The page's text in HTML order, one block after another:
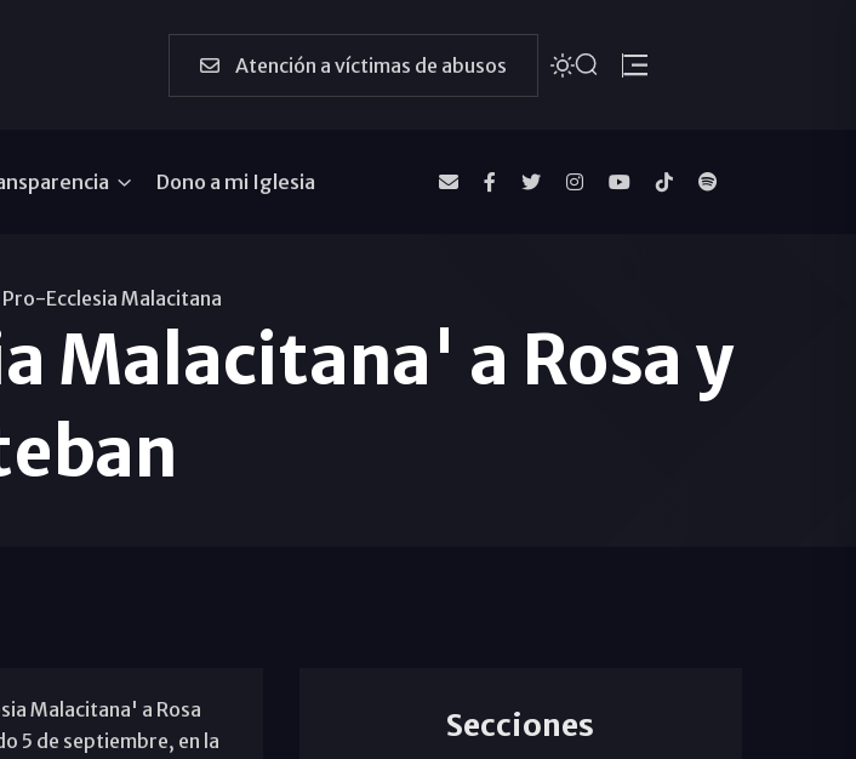
Atención a víctimas de abusos
Dono a mi Iglesia
Ecclesia Malacitana
Malacitana' a Rosa y
Malacitana' a Rosa
5 de septiembre, en la
Secciones